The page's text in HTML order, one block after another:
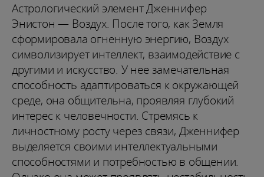
Астрологический элемент Дженнифер
Энистон — Воздух. После того, как Земля
сформировала огненную энергию, Воздух
символизирует интеллект, взаимодействие с
другими и искусство. У нее замечательная
способность адаптироваться к окружающей
среде, она общительна, проявляя глубокий
интерес к человечности. Стремясь к
личностному росту через связи, Дженнифер
выделяется своими интеллектуальными
способностями и потребностью в общении.